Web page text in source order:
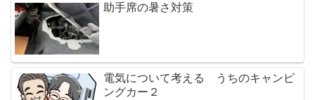
助手席の暑さ対策
電気について考える うちのキャンピ
ングカー２